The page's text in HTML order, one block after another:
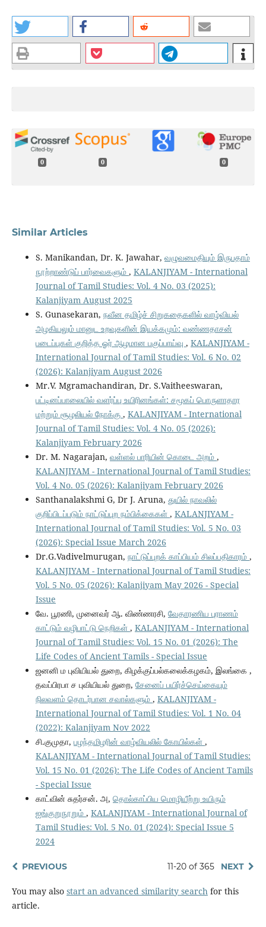
0 0 0
Similar Articles
S. Manikandan, Dr. K. Jawahar, வழுவமைதியும் இருபதாம்
நூற்றாண்டுப் பார்வைகளும் , KALANJIYAM - International
Journal of Tamil Studies: Vol. 4 No. 03 (2025):
Kalanjiyam August 2025
S. Gunasekaran, நவீன தமிழ்ச் சிறுகதைகளில் வாழ்வியல்
அழகியலும் மானுட உறவுகளின் இயக்கமும்: வண்ணதாசன்
படைப்புகள் குறித்த ஓர் ஆழமான பகுப்பாய்வு , KALANJIYAM -
International Journal of Tamil Studies: Vol. 6 No. 02
(2026): Kalanjiyam August 2026
Mr.V. Mgramachandiran, Dr. S.Vaitheeswaran,
பட்டினப்பாலையில் வளர்ப்பு உயிரினங்கள்: சமூகப் பொருளாதார
மற்றும் சூழலியல் நோக்கு , KALANJIYAM - International
Journal of Tamil Studies: Vol. 4 No. 05 (2026):
Kalanjiyam February 2026
Dr. M. Nagarajan, வள்ளல் பாரியின் கொடை அறம் ,
KALANJIYAM - International Journal of Tamil Studies:
Vol. 4 No. 05 (2026): Kalanjiyam February 2026
Santhanalakshmi G, Dr J. Aruna, துயில் நாவலில்
குறிப்பிடப்படும் நாட்டுப்புற நம்பிக்கைகள் , KALANJIYAM -
International Journal of Tamil Studies: Vol. 5 No. 03
(2026): Special Issue March 2026
Dr.G.Vadivelmurugan, நாட்டுப்புறக் காப்பியம் சிலப்பதிகாரம் ,
KALANJIYAM - International Journal of Tamil Studies:
Vol. 5 No. 05 (2026): Kalanjiyam May 2026 - Special
Issue
வே. பூரணி, முனைவர் ஆ. விண்ணரசி, வேதாரணிய புராணம்
காட்டும் வழிபாட்டு நெறிகள் , KALANJIYAM - International
Journal of Tamil Studies: Vol. 15 No. 01 (2026): The
Life Codes of Ancient Tamils - Special Issue
ஜனனி ம புவியியல் துறை, கிழக்குப்பல்கலைக்கழகம், இலங்கை ,
தவப்பிரபா ச புவியியல் துறை, சேனைப் பயிர்ச்செய்கையும்
நிலவளம் தொடர்பான சவால்களும் , KALANJIYAM -
International Journal of Tamil Studies: Vol. 1 No. 04
(2022): Kalanjiyam Nov 2022
சி.குமுதா, பழந்தமிழரின் வாழ்வியலில் கோயில்கள் ,
KALANJIYAM - International Journal of Tamil Studies:
Vol. 15 No. 01 (2026): The Life Codes of Ancient Tamils
- Special Issue
காட்வின் சுதர்சன். அ, தொல்காப்பிய மொழியீற்று உயிரும்
ஐங்குறுநூறும் , KALANJIYAM - International Journal of
Tamil Studies: Vol. 5 No. 01 (2024): Special Issue 5
2024
PREVIOUS 11-20 of 365 NEXT
You may also start an advanced similarity searchfor this
article.